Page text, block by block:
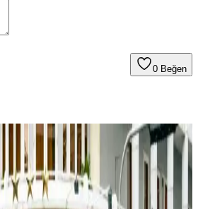
0 Beğen
Fonksiyonel Süet Mont: Spor
Uygun
ve fonksiyonel süet mont, rapitli kemer
Spor ve şık kombinler için ideal,